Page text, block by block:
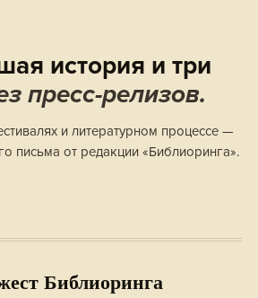
история и три
пресс-релизов.
и литературном процессе —
письма от редакции «Библиоринга».
Библиоринга